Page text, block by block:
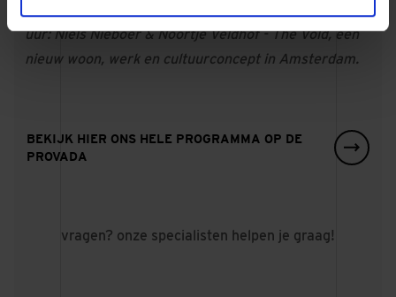
uur: ​Niels Nieboer & Noortje Veldhof - The Vold, een
nieuw woon, werk en cultuurconcept in Amsterdam.​
BEKIJK HIER ONS HELE PROGRAMMA OP DE
PROVADA
vragen? onze specialisten helpen je graag!